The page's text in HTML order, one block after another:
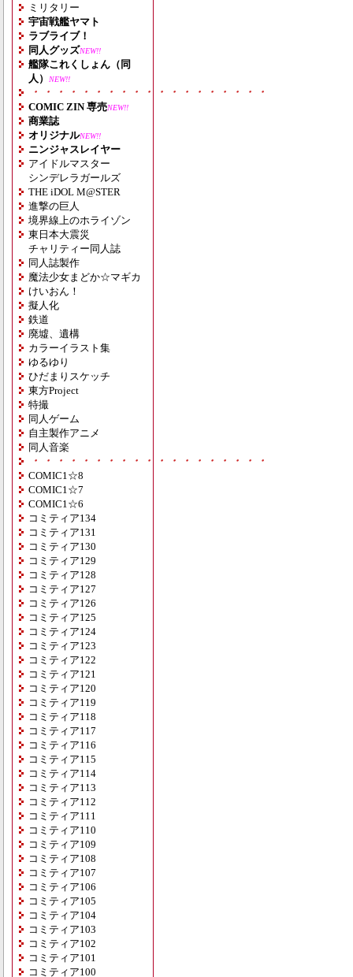
ミリタリー
宇宙戦艦ヤマト
ラブライブ！
同人グッズNEW!!
艦隊これくしょん（同
人）
NEW!!
・・・・・・・・・・・・・・・・・・・
COMIC ZIN 専売NEW!!
商業誌
オリジナルNEW!!
ニンジャスレイヤー
アイドルマスター
シンデレラガールズ
THE iDOL M@STER
進撃の巨人
境界線上のホライゾン
東日本大震災
チャリティー同人誌
同人誌製作
魔法少女まどか☆マギカ
けいおん！
擬人化
鉄道
廃墟、遺構
カラーイラスト集
ゆるゆり
ひだまりスケッチ
東方Project
特撮
同人ゲーム
自主製作アニメ
同人音楽
・・・・・・・・・・・・・・・・・・・
COMIC1☆8
COMIC1☆7
COMIC1☆6
コミティア134
コミティア131
コミティア130
コミティア129
コミティア128
コミティア127
コミティア126
コミティア125
コミティア124
コミティア123
コミティア122
コミティア121
コミティア120
コミティア119
コミティア118
コミティア117
コミティア116
コミティア115
コミティア114
コミティア113
コミティア112
コミティア111
コミティア110
コミティア109
コミティア108
コミティア107
コミティア106
コミティア105
コミティア104
コミティア103
コミティア102
コミティア101
コミティア100